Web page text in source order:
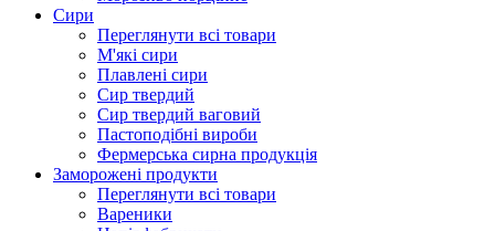
Сири
Переглянути всі товари
М'які сири
Плавлені сири
Сир твердий
Сир твердий ваговий
Пастоподібні вироби
Фермерська сирна продукція
Заморожені продукти
Переглянути всі товари
Вареники